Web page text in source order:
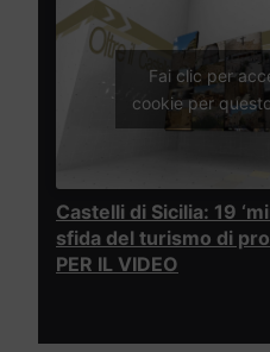
Fai clic per
cookie per
Castelli di Sicilia: 19
sfida del turismo di
PER IL VIDEO